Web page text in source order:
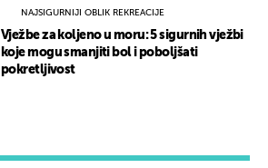
NAJSIGURNIJI OBLIK REKREACIJE
Vježbe za koljeno u moru: 5 sigurnih vježbi
koje mogu smanjiti bol i poboljšati
pokretljivost